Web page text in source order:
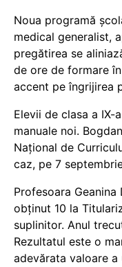
Noua programă
medical generalist,
pregătirea se
de ore de formare
accent pe îngrijirea
Elevii de clasa a IX-
manuale noi.
Național de
caz, pe 7
Profesoara
obținut 10 la
suplinitor. Anul
Rezultatul este o
adevărata valoare